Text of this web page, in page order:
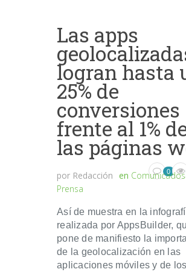
Las apps
logran hasta
25% de
conversiones
frente al 1%
las páginas
por Redacción en
Prensa
0
Así de muestra en la
realizada por AppsBuilder,
pone de manifiesto la
de la geolocalización en las
aplicaciones móviles y de los